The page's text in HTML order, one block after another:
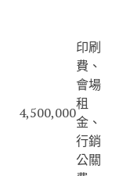
4,500,000
印刷
費、
會場
租
金、
行銷
公關